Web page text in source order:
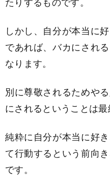
しかし、自分が本当に
であれば、バカにされ
なります。
別に尊敬されるためや
にされるということは最
純粋に自分が本当に好
て行動するという前向
です。